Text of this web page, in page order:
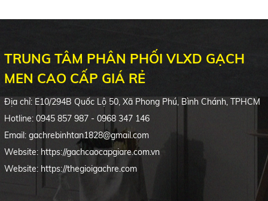
TRUNG TÂM PHÂN PHỐI VLXD GẠCH
MEN CAO CẤP GIÁ RẺ
Địa chỉ: E10/294B Quốc Lộ 50, Xã Phong Phú, Bình Chánh, TPHCM
Hotline: 0945 857 987 - 0968 347 146
Email: gachrebinhtan1828@gmail.com
Website: https://gachcaocapgiare.com.vn
Website: https://thegioigachre.com